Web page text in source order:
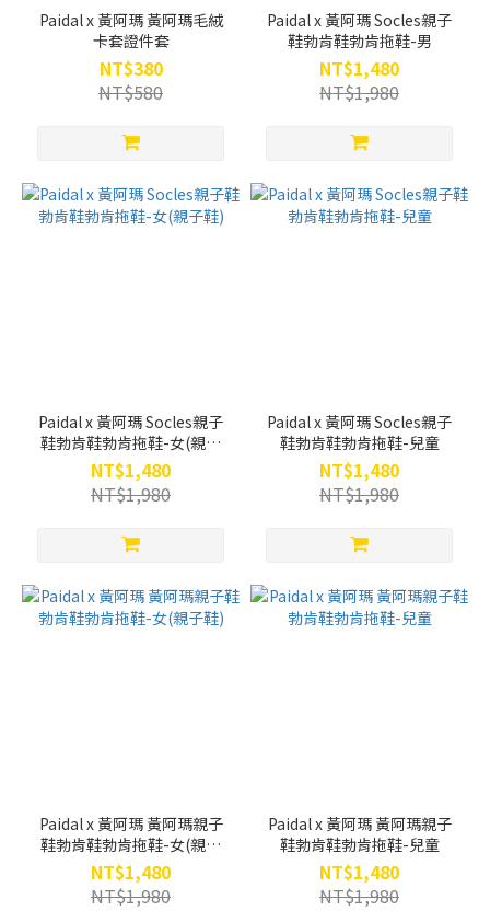
Paidal x 黃阿瑪 黃阿瑪毛絨
卡套證件套
NT$380
NT$580
Paidal x 黃阿瑪 Socles親子
鞋勃肯鞋勃肯拖鞋-男
NT$1,480
NT$1,980
Paidal x 黃阿瑪 Socles親子
鞋勃肯鞋勃肯拖鞋-女(親子
鞋)
NT$1,480
NT$1,980
Paidal x 黃阿瑪 Socles親子
鞋勃肯鞋勃肯拖鞋-兒童
NT$1,480
NT$1,980
Paidal x 黃阿瑪 黃阿瑪親子
鞋勃肯鞋勃肯拖鞋-女(親子
鞋)
NT$1,480
NT$1,980
Paidal x 黃阿瑪 黃阿瑪親子
鞋勃肯鞋勃肯拖鞋-兒童
NT$1,480
NT$1,980